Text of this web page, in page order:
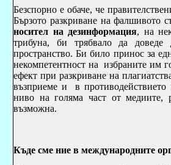
Безспорно е обаче, че
Бързото разкриване на фалшивото
носител на дезинформация, на
трибуна, би трябвало да доведе
пространство. Би било принос за
некомпетентност на избраните им
ефект при разкриване на
възприеме и в противодействието
ниво на голяма част от медиите,
възможна.
Къде сме ние в международните